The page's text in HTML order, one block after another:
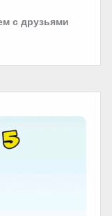
с друзьями